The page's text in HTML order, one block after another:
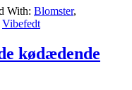
With: Blomster,
Vibefedt
kødædende